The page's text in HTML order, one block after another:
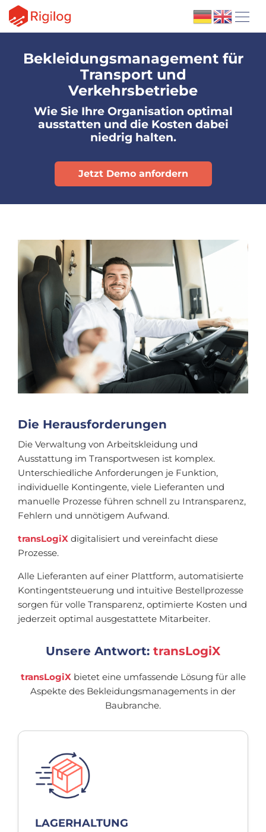
Bekleidungsmanagement für
Transport und
Verkehrsbetriebe
Wie Sie Ihre Organisation optimal
ausstatten und die Kosten dabei
niedrig halten.
Jetzt Demo anfordern
Die Herausforderungen
Die Verwaltung von Arbeitskleidung und
Ausstattung im Transportwesen ist komplex.
Unterschiedliche Anforderungen je Funktion,
individuelle Kontingente, viele Lieferanten und
manuelle Prozesse führen schnell zu Intransparenz,
Fehlern und unnötigem Aufwand.
transLogiX digitalisiert und vereinfacht diese
Prozesse.
Alle Lieferanten auf einer Plattform, automatisierte
Kontingentsteuerung und intuitive Bestellprozesse
sorgen für volle Transparenz, optimierte Kosten und
jederzeit optimal ausgestattete Mitarbeiter.
Unsere Antwort: transLogiX
transLogiX bietet eine umfassende Lösung für alle
Aspekte des Bekleidungsmanagements in der
Baubranche.
LAGERHALTUNG